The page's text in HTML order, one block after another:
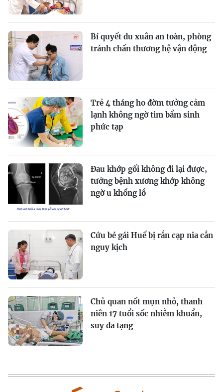
Bí quyết du xuân an toàn, phòng
tránh chấn thương hệ vận động
Trẻ 4 tháng ho đờm tưởng cảm
lạnh không ngờ tim bẩm sinh
phức tạp
Đau khớp gối không đi lại được,
tưởng bệnh xương khớp không
ngờ u khổng lồ
Cứu bé gái Huế bị rắn cạp nia cắn
nguy kịch
Chủ quan nốt mụn nhỏ, thanh
niên 17 tuổi sốc nhiễm khuẩn,
suy đa tạng